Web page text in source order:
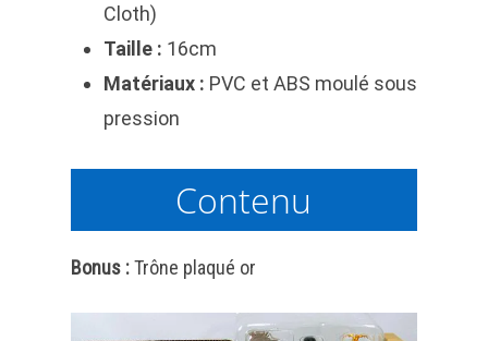
Cloth)
Taille : 16cm
Matériaux : PVC et ABS moulé sous
pression
Contenu
Bonus :Trône plaqué or